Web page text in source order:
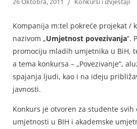
Kompanija m:tel pokreće projekat /
nazivom „Umjetnost povezivanja“.
promociju mladih umjetnika u BiH,
a tema konkursa – „Povezivanje“,
spajanja ljudi, kao i na ideju
javnosti.
Konkurs je otvoren za studente svih
umjetnosti u BIH i akademske